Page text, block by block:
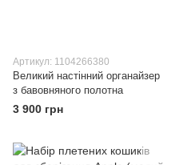
Артикул: 1104266380
Великий настінний органайзер
з бавовняного полотна
3 900 грн